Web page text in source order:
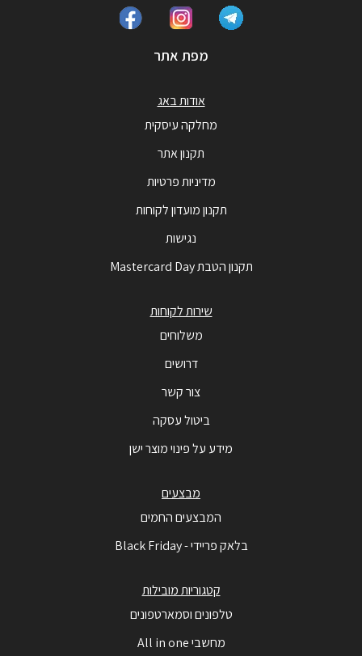
מפת אתר
אודות באג
מחלקה עיסקית
תקנון אתר
מדיניות פרטיות
תקנון מועדון לקוחות
נגישות
תקנון הטבת Mastercard Day
שירות לקוחות
משלוחים
דרושים
צור קשר
ביטול עסקה
מידע על פינוי מוצר ישן
מבצעים
המבצעים החמים
בלאק פריידי - Black Friday
קטגוריות מובילות
טלפונים וסמארטפונים
מחשבי All in one